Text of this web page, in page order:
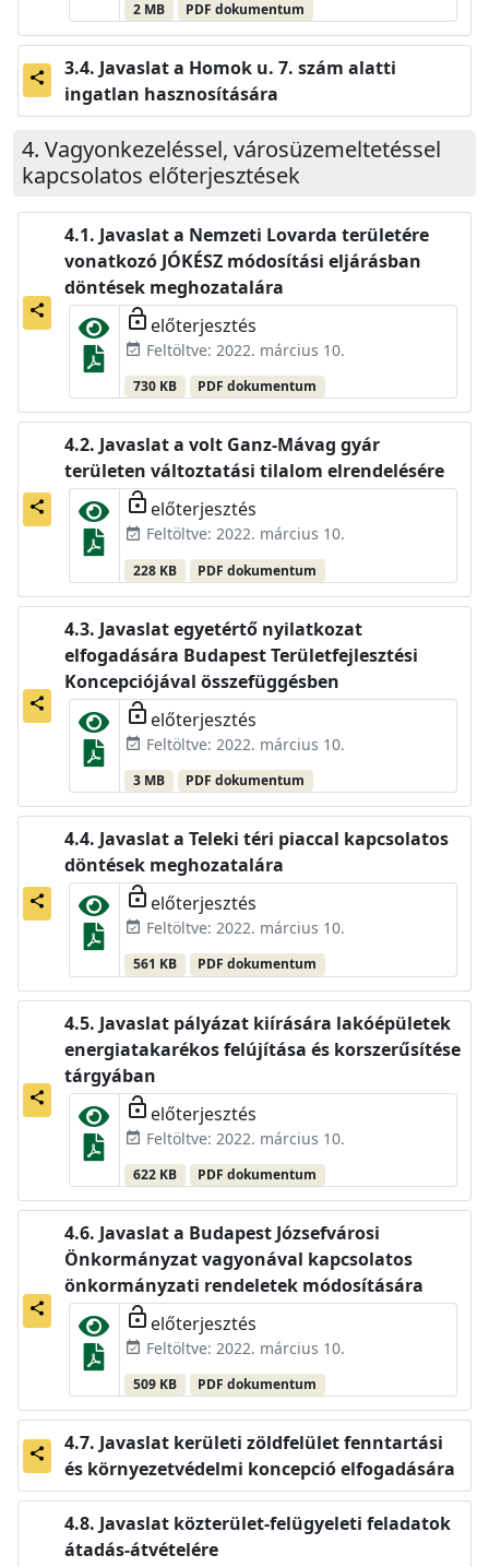
2 MB PDF dokumentum
share
Javaslat a Homok u. 7. szám alatti
ingatlan hasznosítására
Vagyonkezeléssel, városüzemeltetéssel
kapcsolatos előterjesztések
share
Javaslat a Nemzeti Lovarda területére
vonatkozó JÓKÉSZ módosítási eljárásban
döntések meghozatalára
lock_open előterjesztés
event_available Feltöltve: 2022. március 10.
730 KB PDF dokumentum
share
Javaslat a volt Ganz-Mávag gyár
területen változtatási tilalom elrendelésére
lock_open előterjesztés
event_available Feltöltve: 2022. március 10.
228 KB PDF dokumentum
share
Javaslat egyetértő nyilatkozat
elfogadására Budapest Területfejlesztési
Koncepciójával összefüggésben
lock_open előterjesztés
event_available Feltöltve: 2022. március 10.
3 MB PDF dokumentum
share
Javaslat a Teleki téri piaccal kapcsolatos
döntések meghozatalára
lock_open előterjesztés
event_available Feltöltve: 2022. március 10.
561 KB PDF dokumentum
share
Javaslat pályázat kiírására lakóépületek
energiatakarékos felújítása és korszerűsítése
tárgyában
lock_open előterjesztés
event_available Feltöltve: 2022. március 10.
622 KB PDF dokumentum
share
Javaslat a Budapest Józsefvárosi
Önkormányzat vagyonával kapcsolatos
önkormányzati rendeletek módosítására
lock_open előterjesztés
event_available Feltöltve: 2022. március 10.
509 KB PDF dokumentum
share
Javaslat kerületi zöldfelület fenntartási
és környezetvédelmi koncepció elfogadására
Javaslat közterület-felügyeleti feladatok
átadás-átvételére